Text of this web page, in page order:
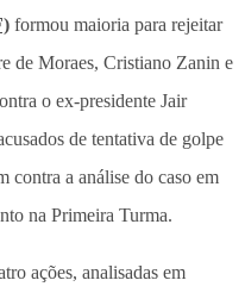
formou maioria para rejeitar
de Moraes, Cristiano Zanin e
o ex-presidente Jair
de tentativa de golpe
contra a análise do caso em
na Primeira Turma.
ações, analisadas em